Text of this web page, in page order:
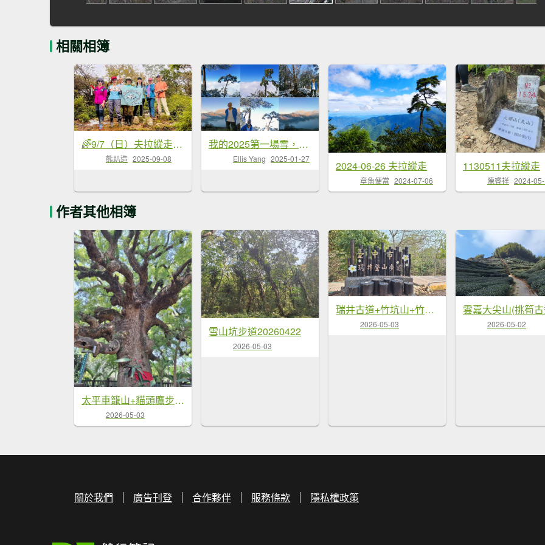
相關相簿
🌈9/7（日）夫拉縱走（夫婦山縱走拉拉山）✨FB：熊熊趴爬走🌈
熊趴造 2025-09-08
我的2025第一場雪，包場夫婦山，獨享差強人意的雪景&雲海。1/27
Ellis Yang 2025-01-27
2024-06-26 夫拉縱走
章魚便當 2024-07-06
1130511夫拉縱走
陳睿祥 2024-
作者其他相簿
太平車籠山+貓頭鷹步道+番子路山+豬槽山20260502
2026-05-03
雪山坑步道20260422
2026-05-03
瑞井古道+竹坑山+竹坑南寮步道20260328
2026-05-03 2026-05-02
關於我們 廣告刊登 合作夥伴 服務條款 隱私權政策